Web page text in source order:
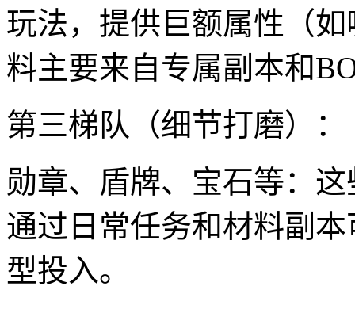
玩法，提供巨额属性（
料主要来自专属副本和
第三梯队（细节打磨）：
勋章、盾牌、宝石等：
通过日常任务和材料副
型投入。